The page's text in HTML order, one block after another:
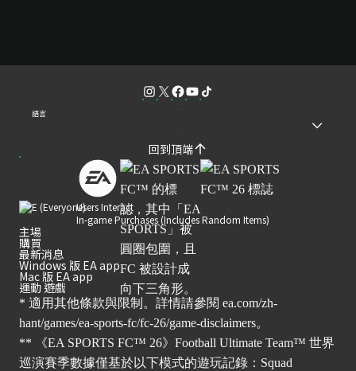
語言
回到頂端
Users Interact
In-game Purchases (Includes Random Items)
主場
購買
最新消息
Windows 版 EA app
Mac 版 EA app
運動 遊戲
* 適用其他條款與限制。詳情請參閱 ea.com/zh-
hant/games/ea-sports-fc/fc-26/game-disclaimers。
** 《EA SPORTS FC™ 26》Football Ultimate Team™ 世界
巡演賽季數據僅基於以下模式的遊玩記錄：Squad